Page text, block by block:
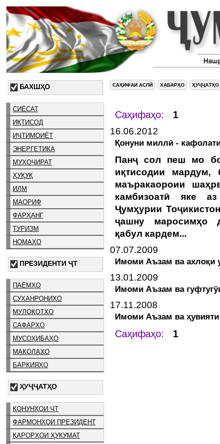
БАХШҲО
СИЁСАТ
ИҚТИСОД
ИҶТИМОИЁТ
ЭНЕРГЕТИКА
МУҲОҶИРАТ
ҲУҚУҚ
ИЛМ
МАОРИФ
ФАРҲАНГ
ТУРИЗМ
НОМАҲО
ПРЕЗИДЕНТИ ҶТ
ПАЁМҲО
СУХАНРОНИҲО
МУЛОҚОТҲО
САФАРҲО
МУСОҲИБАҲО
МАҚОЛАҲО
БАРҚИЯҲО
ҲУҶҶАТҲО
ҚОНУНҲОИ ҶТ
ФАРМОНҲОИ ПРЕЗИДЕНТ
ҚАРОРҲОИ ҲУКУМАТ
САҲИФАИ АСЛӢ ХАБАРҲО ҲУҶҶАТҲО
Саҳифаҳо: 1
16.06.2012
Қонуни миллӣ -
Панҷ сол пеш мо
иқтисодии мардум,
маъракаороии
камбизоатӣ яке
Ҷумҳурии
ҷашну маросимҳо
қабул кардем...
07.07.2009
Имоми Аъзам ва ахлоқи
13.01.2009
Имоми Аъзам ва
17.11.2008
Имоми Аъзам ва
Саҳифаҳо: 1